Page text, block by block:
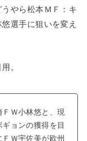
やら松本ＭＦ：キ
選手に狙いを変え
。
ＦＷ小林悠と、現
ョンの獲得を目
Ｗ宇佐美が欧州